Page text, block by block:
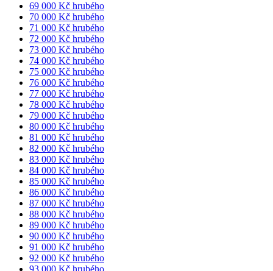
69 000 Kč hrubého
70 000 Kč hrubého
71 000 Kč hrubého
72 000 Kč hrubého
73 000 Kč hrubého
74 000 Kč hrubého
75 000 Kč hrubého
76 000 Kč hrubého
77 000 Kč hrubého
78 000 Kč hrubého
79 000 Kč hrubého
80 000 Kč hrubého
81 000 Kč hrubého
82 000 Kč hrubého
83 000 Kč hrubého
84 000 Kč hrubého
85 000 Kč hrubého
86 000 Kč hrubého
87 000 Kč hrubého
88 000 Kč hrubého
89 000 Kč hrubého
90 000 Kč hrubého
91 000 Kč hrubého
92 000 Kč hrubého